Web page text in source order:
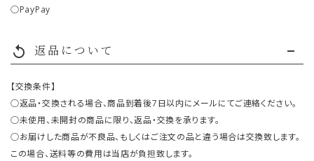
○PayPay
replay 返品について
【交換条件】
○返品・交換される場合、商品到着後7日以内にメールにてご連絡ください。
○未使用、未開封の商品に限り、返品・交換を承ります。
○お届けした商品が不良品、もしくはご注文の品と違う場合は交換致します。
この場合、送料等の費用は当店が負担致します。